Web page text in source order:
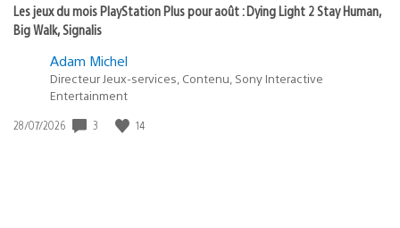
Les jeux du mois PlayStation Plus pour août : Dying Light 2 Stay Human,
Big Walk, Signalis
Adam Michel
Directeur Jeux-services, Contenu, Sony Interactive
Entertainment
Date
28/07/2026 3 14